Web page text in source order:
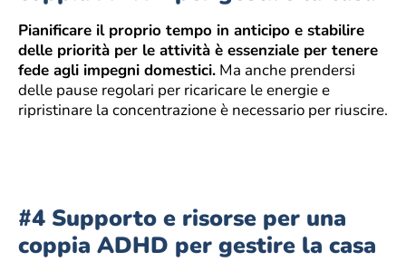
Pianificare il proprio tempo in anticipo e stabilire
delle priorità per le attività è essenziale per tenere
fede agli impegni domestici. Ma anche prendersi
delle pause regolari per ricaricare le energie e
ripristinare la concentrazione è necessario per riuscire.
#4 Supporto e risorse per una
coppia ADHD per gestire la casa